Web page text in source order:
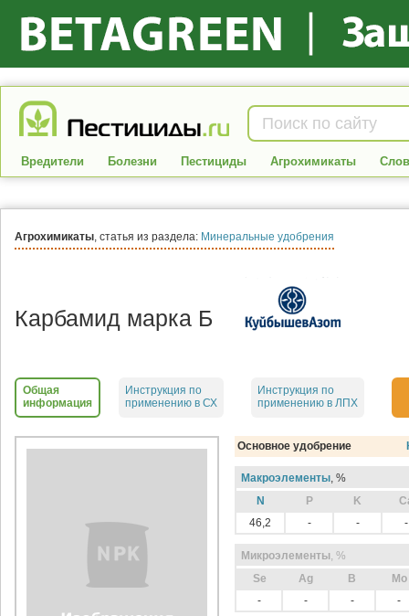
Вредители Болезни Пестициды Агрохимикаты
Агрохимикаты, статья из раздела: Минеральные удобрения
Карбамид марка Б
Общая
информация
Инструкция по
применению в СХ
Инструкция по
применению в ЛПХ
Основное удобрение
Макроэлементы, %
N
P K
46,2
- - -
Микроэлементы, %
Sе
Ag B
Mo
-
- - -